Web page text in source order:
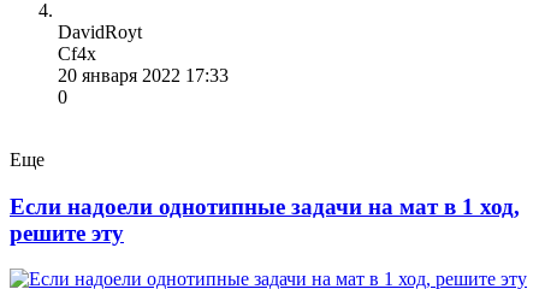
DavidRoyt
Cf4x
20 января 2022 17:33
0
Еще
Если надоели однотипные задачи на мат в 1 ход,
решите эту